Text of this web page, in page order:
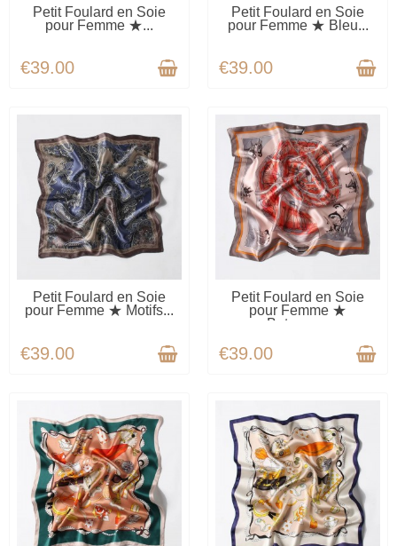
AVAILABLE
Petit Foulard en Soie
pour Femme ★...
€39.00
AVAILABLE
Petit Foulard en Soie
pour Femme ★ Bleu...
€39.00
AVAILABLE
Petit Foulard en Soie
pour Femme ★ Motifs...
€39.00
AVAILABLE
Petit Foulard en Soie
pour Femme ★
Bateaux...
€39.00